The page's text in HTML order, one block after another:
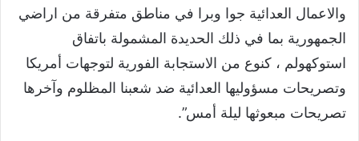
والاعمال العدائية جوا وبرا في مناطق متفرقة من اراضي
الجمهورية بما في ذلك الحديدة المشمولة باتفاق
استوكهولم ، كنوع من الاستجابة الفورية لتوجهات أمريكا
وتصريحات مسؤوليها العدائية ضد شعبنا المظلوم وآخرها
تصريحات مبعوثها ليلة أمس”.